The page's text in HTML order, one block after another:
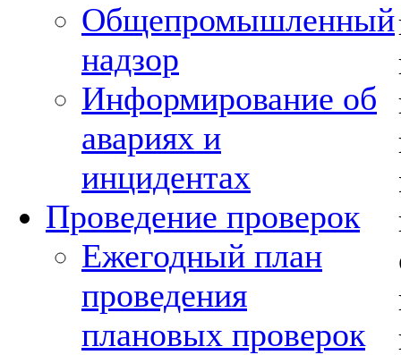
Общепромышленный
надзор
Информирование об
авариях и
инцидентах
Проведение проверок
Ежегодный план
проведения
плановых проверок